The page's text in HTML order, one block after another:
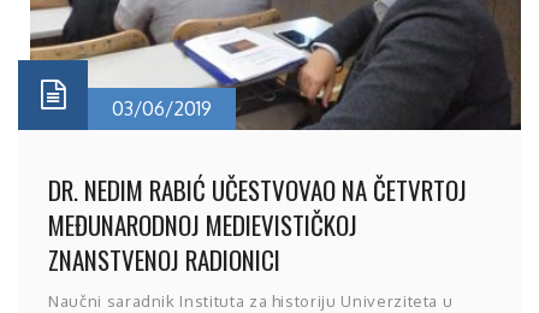
03/06/2019
DR. NEDIM RABIĆ UČESTVOVAO NA ČETVRTOJ
MEĐUNARODNOJ MEDIEVISTIČKOJ
ZNANSTVENOJ RADIONICI
Naučni saradnik Instituta za historiju Univerziteta u